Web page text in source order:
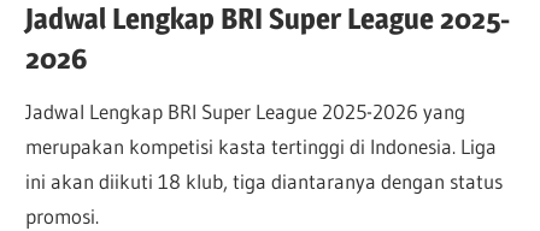
Jadwal Lengkap BRI Super League 2025-
2026
Jadwal Lengkap BRI Super League 2025-2026 yang
merupakan kompetisi kasta tertinggi di Indonesia. Liga
ini akan diikuti 18 klub, tiga diantaranya dengan status
promosi.